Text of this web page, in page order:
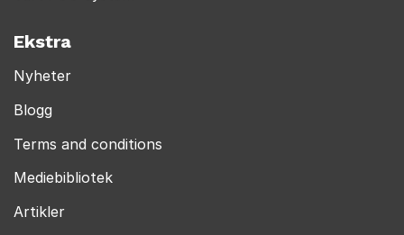
Ekstra
Nyheter
Blogg
Terms and conditions
Mediebibliotek
Artikler